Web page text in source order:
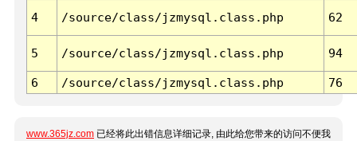
4 /source/class/jzmysql.class.php 62
5 /source/class/jzmysql.class.php 94
6 /source/class/jzmysql.class.php 76
www.365jz.com 已经将此出错信息详细记录, 由此给您带来的访问不便我